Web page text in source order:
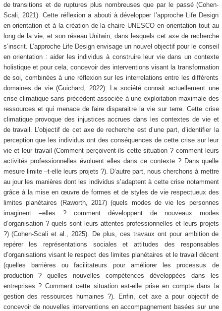
de transitions et de ruptures plus nombreuses que par le passé (Cohen-
Scali, 2021). Cette réflexion a abouti à développer l’approche Life Design
en orientation et à la création de la chaire UNESCO en orientation tout au
long de la vie, et son réseau Unitwin, dans lesquels cet axe de recherche
s’inscrit. L’approche Life Design envisage un nouvel objectif pour le conseil
en orientation : aider les individus à construire leur vie dans un contexte
holistique et pour cela, concevoir des interventions visant la transformation
de soi, combinées à une réflexion sur les interrelations entre les différents
domaines de vie (Guichard, 2022). La société connait actuellement une
crise climatique sans précédent associée à une exploitation maximale des
ressources et qui menace de faire disparaitre la vie sur terre. Cette crise
climatique provoque des injustices accrues dans les contextes de vie et
de travail. L’objectif de cet axe de recherche est d’une part, d’identifier la
perception que les individus ont des conséquences de cette crise sur leur
vie et leur travail (Comment perçoivent-ils cette situation ? comment leurs
activités professionnelles évoluent elles dans ce contexte ? Dans quelle
mesure limite –t-elle leurs projets ?). D’autre part, nous cherchons à mettre
au jour les manières dont les individus s’adaptent à cette crise notamment
grâce à la mise en œuvre de formes et de styles de vie respectueux des
limites planétaires (Raworth, 2017) (quels modes de vie les personnes
imaginent –elles ? comment développent de nouveaux modes
d’organisation ? quels sont leurs attentes professionnelles et leurs projets
?) (Cohen-Scali et al., 2025). De plus, ces travaux ont pour ambition de
repérer les représentations sociales et attitudes des responsables
d’organisations visant le respect des limites planétaires et le travail décent
(quelles barrières ou facilitateurs pour améliorer les processus de
production ? quelles nouvelles compétences développées dans les
entreprises ? Comment cette situation est-elle prise en compte dans la
gestion des ressources humaines ?). Enfin, cet axe a pour objectif de
concevoir de nouvelles interventions en accompagnement basées sur une